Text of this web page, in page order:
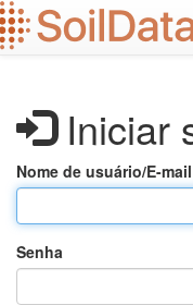
Ir
para
o
Iniciar
Nome de usuário/E-mail
Senha